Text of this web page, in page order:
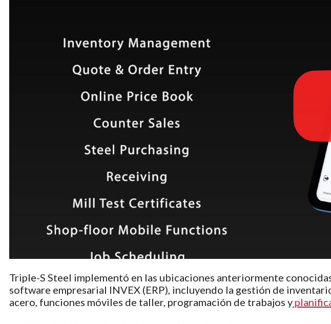
Triple-S Steel implementó en las ubicaciones anteriormente
software empresarial INVEX (ERP), incluyendo la gestión de
acero, funciones móviles de taller, programación de trabajos y